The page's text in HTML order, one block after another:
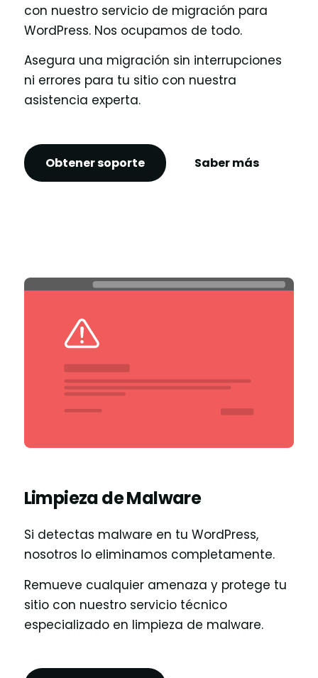
con nuestro servicio de migración para
WordPress. Nos ocupamos de todo.
Asegura una migración sin interrupciones
ni errores para tu sitio con nuestra
asistencia experta.
Obtener soporte Saber más
Limpieza de Malware
Si detectas malware en tu WordPress,
nosotros lo eliminamos completamente.
Remueve cualquier amenaza y protege tu
sitio con nuestro servicio técnico
especializado en limpieza de malware.